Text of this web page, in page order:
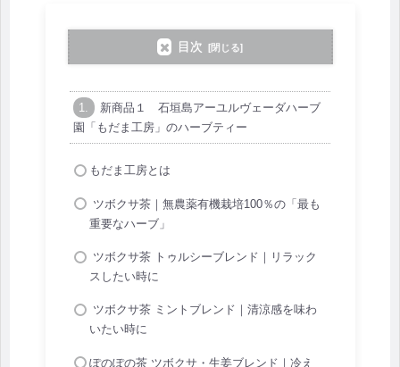
目次
新商品１ 石垣島アーユルヴェーダハーブ
園「もだま工房」のハーブティー
もだま工房とは
ツボクサ茶｜無農薬有機栽培100％の「最も
重要なハーブ」
ツボクサ茶 トゥルシーブレンド｜リラック
スしたい時に
ツボクサ茶 ミントブレンド｜清涼感を味わ
いたい時に
ぽのぽの茶 ツボクサ・生姜ブレンド｜冷え